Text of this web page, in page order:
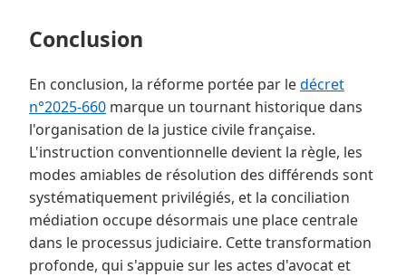
Conclusion
En conclusion, la réforme portée par ledécret
n°2025-660 marque un tournant historique dans
l'organisation de la justice civile française.
L'instruction conventionnelle devient la règle, les
modes amiables de résolution des différends sont
systématiquement privilégiés, et la conciliation
médiation occupe désormais une place centrale
dans le processus judiciaire. Cette transformation
profonde, qui s'appuie sur les actes d'avocat et